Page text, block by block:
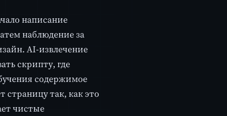
написание
наблюдение за
AI-извлечение
скрипту, где
содержимое
так, как это
чистые